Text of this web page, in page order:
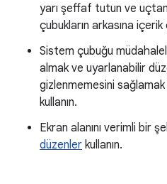
yarı şeffaf tutun ve
çubukların arkasına içerik
Sistem çubuğu
almak ve uyarlanabilir
gizlenmemesini sağlamak
kullanın.
Ekran alanını verimli bir
düzenler kullanın.